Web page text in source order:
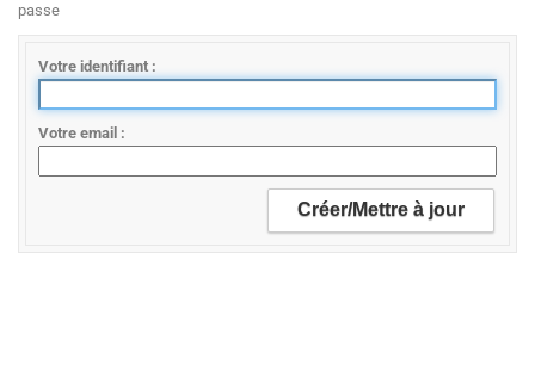
passe
Votre identifiant
Votre email